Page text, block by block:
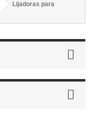
Lijadoras para